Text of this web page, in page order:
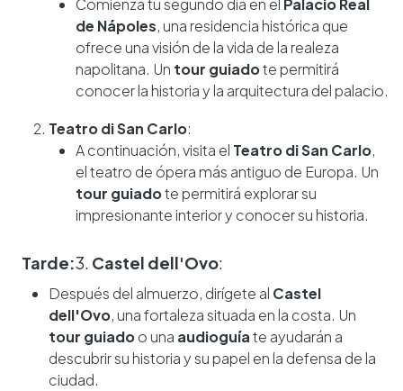
Comienza tu segundo día en el Palacio Real
de Nápoles, una residencia histórica que
ofrece una visión de la vida de la realeza
napolitana. Un tour guiadote permitirá
conocer la historia y la arquitectura del palacio.
Teatro di San Carlo:
A continuación, visita el Teatro di San Carlo,
el teatro de ópera más antiguo de Europa. Un
tour guiadote permitirá explorar su
impresionante interior y conocer su historia.
Tarde:3. Castel dell'Ovo:
Después del almuerzo, dirígete al Castel
dell'Ovo, una fortaleza situada en la costa. Un
tour guiadoo una audioguíate ayudarán a
descubrir su historia y su papel en la defensa de la
ciudad.